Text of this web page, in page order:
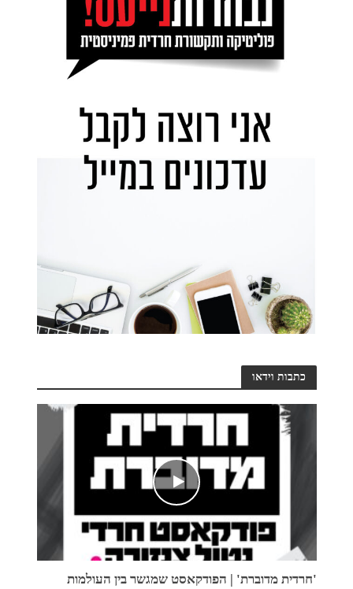
כתבות וידאו
'חרדית מדוברת' | הפודקאסט שמגשר בין העולמות